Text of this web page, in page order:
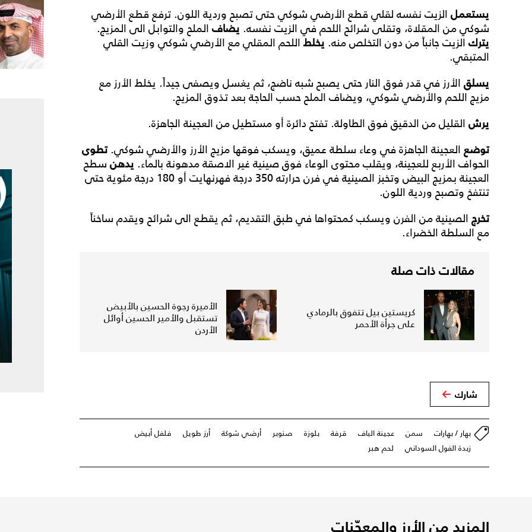
يستعمل الزيت نفسه لقلي قطع الأرضي شوكي حتى تصبح وردية اللون. ترفع قطع الأرضي
شوكي من المقلاة، وتقلى شرائح اللحم في الزيت نفسه. يضاف الملح والتوابل الى المزيج.
يترك الزيت جانباً من دون التخلص منه. يخلط اللحم المقلي مع الأرضي شوكي وزيت القلي
المتبقي.
يسلق الأرز في قدر فوق النار حتى يصبح شبه ناضج، ثم يغسل ويصفى جيداً. يخلط الأرز مع
مزيج اللحم والأرضي شوكي، ويضاف الملح حسب الحاجة بعد تذوق المزيج.
يرش القليل من الدقيق فوق الطاولة. تفتح دائرة أو مستطيل من العجينة الجاهزة.
توضع العجينة الجاهزة في وعاء سلطة عميق، ويسكب فوقها مزيج الأرز والأرضي شوكي. تطوى
الحواف الأربع للعجينة، ويقلب محتوى الوعاء فوق صينية غير الاصقة مدهونة بالماء. يدهن سطح
العجينة بمزيج البيض وتخبز الصينية في فرن حرارته 350 درجة فهرنهايت أو 180 درجة مئوية حتى
تنتفخ وتصبح وردية اللون.
تخرج الصينية من الفرن ويسكب كمحتواها في طبق التقديم، ثم يقطع الى شرائح ويقدم ساخناً
مع السلطة الخضراء.
مقالات ذات صلة
كريستين بيل تتفوق بالرمادي
على جرأة الأحمر
الأميرة رجوة الحسين بالأبيض
تستقبل والأمير الحسين أوائل
الأردن
شارك
بهار / بهارات سمن عجينة الباف قرفة بلوزة صنوبر أرضي شوكة أرز طويل
فلفل أبيض
زبدة الفول السوداني
لحم هبر
المزيد من الأرز والمعجّنات